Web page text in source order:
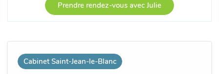
Cabinet Saint-Jean-le-Blanc
Prendre rendez-vous avec Julie